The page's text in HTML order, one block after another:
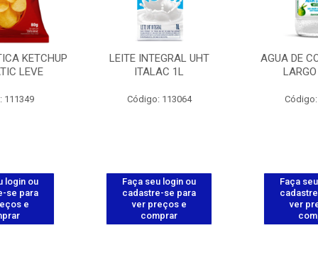
KETCHUP
LEVE
111349
login ou
se para
e
LEITE INTEGRAL UHT
ITALAC 1L
Código: 113064
Faça seu login ou
cadastre-se para
ver preços e
comprar
AGUA DE
Código:
Faça
ver